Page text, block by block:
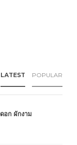
LATEST POPULAR
อก ผักงาม